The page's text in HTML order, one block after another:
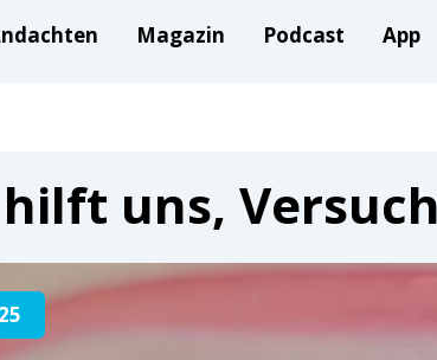
Magazin Podcast App
uns,